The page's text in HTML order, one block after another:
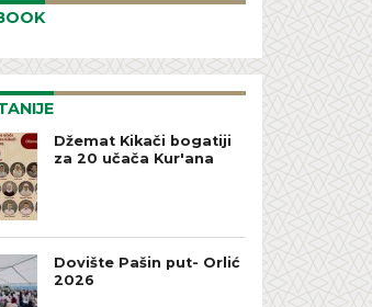
Džemat Kikači bogatiji
za 20 učača Kur'ana
Dovište Pašin put- Orlić
2026